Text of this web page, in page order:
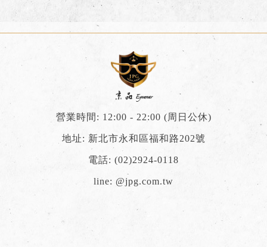
飛官墨鏡
營業時間: 12:00 - 22:00 (周日公休)
地址: 新北市永和區福和路202號
電話: (02)2924-0118
line: @jpg.com.tw